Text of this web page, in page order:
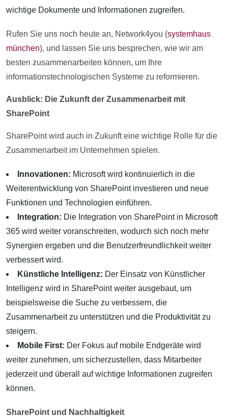
wichtige Dokumente und Informationen zugreifen.
Rufen Sie uns noch heute an, Network4you (systemhaus
münchen), und lassen Sie uns besprechen, wie wir am
besten zusammenarbeiten können, um Ihre
informationstechnologischen Systeme zu reformieren.
Ausblick: Die Zukunft der Zusammenarbeit mit
SharePoint
SharePoint wird auch in Zukunft eine wichtige Rolle für die
Zusammenarbeit im Unternehmen spielen.
Innovationen: Microsoft wird kontinuierlich in die
Weiterentwicklung von SharePoint investieren und neue
Funktionen und Technologien einführen.
Integration: Die Integration von SharePoint in Microsoft
365 wird weiter voranschreiten, wodurch sich noch mehr
Synergien ergeben und die Benutzerfreundlichkeit weiter
verbessert wird.
Künstliche Intelligenz: Der Einsatz von Künstlicher
Intelligenz wird in SharePoint weiter ausgebaut, um
beispielsweise die Suche zu verbessern, die
Zusammenarbeit zu unterstützen und die Produktivität zu
steigern.
Mobile First: Der Fokus auf mobile Endgeräte wird
weiter zunehmen, um sicherzustellen, dass Mitarbeiter
jederzeit und überall auf wichtige Informationen zugreifen
können.
SharePoint und Nachhaltigkeit